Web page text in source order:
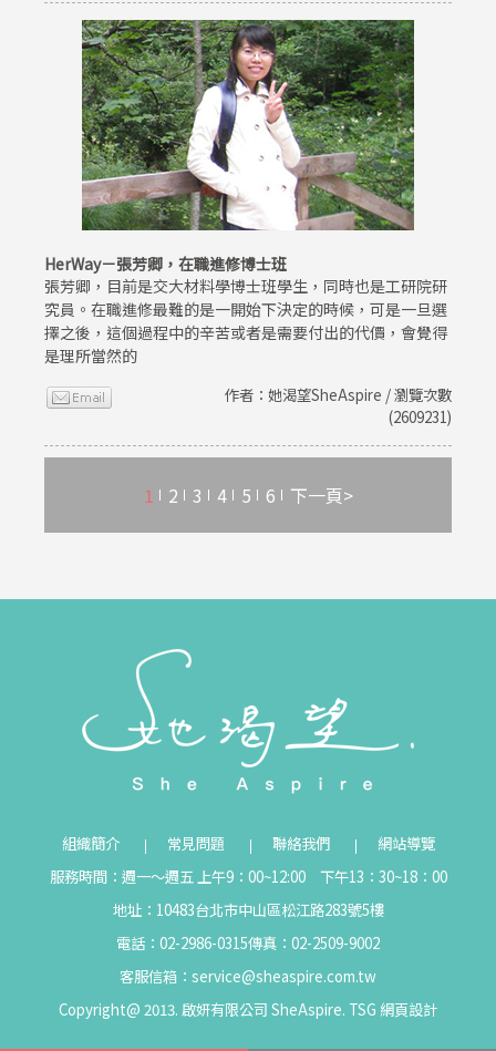
HerWay－張芳卿，在職進修博士班
張芳卿，目前是交大材料學博士班學生，同時也是工研院研
究員。在職進修最難的是一開始下決定的時候，可是一旦選
擇之後，這個過程中的辛苦或者是需要付出的代價，會覺得
是理所當然的
作者：她渴望SheAspire / 瀏覽次數
(2609231)
1 2 3 4 5 6 下一頁>
組織簡介 常見問題 聯絡我們
網站導覽
服務時間：週一～週五 上午9：00~12:00 下午13：30~18：00
地址：10483台北市中山區松江路283號5樓
電話：02-2986-0315傳真：02-2509-9002
客服信箱： service@sheaspire.com.tw
Copyright@ 2013. 啟妍有限公司 SheAspire. TSG 網頁設計